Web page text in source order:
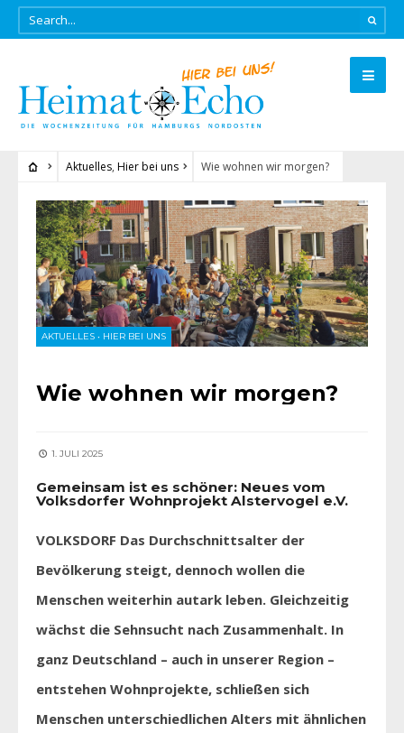
Aktuelles, Hier bei uns Wie wohnen wir morgen?
AKTUELLES • HIER BEI UNS
Wie wohnen wir morgen?
1. JULI 2025
Gemeinsam ist es schöner: Neues vom
Volksdorfer Wohnprojekt Alstervogel e.V.
VOLKSDORF Das Durchschnittsalter der
Bevölkerung steigt, dennoch wollen die
Menschen weiterhin autark leben. Gleichzeitig
wächst die Sehnsucht nach Zusammenhalt. In
ganz Deutschland – auch in unserer Region –
entstehen Wohnprojekte, schließen sich
Menschen unterschiedlichen Alters mit ähnlichen